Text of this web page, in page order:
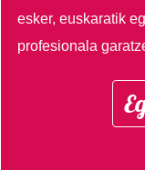
esker, euskaratik
profesionala